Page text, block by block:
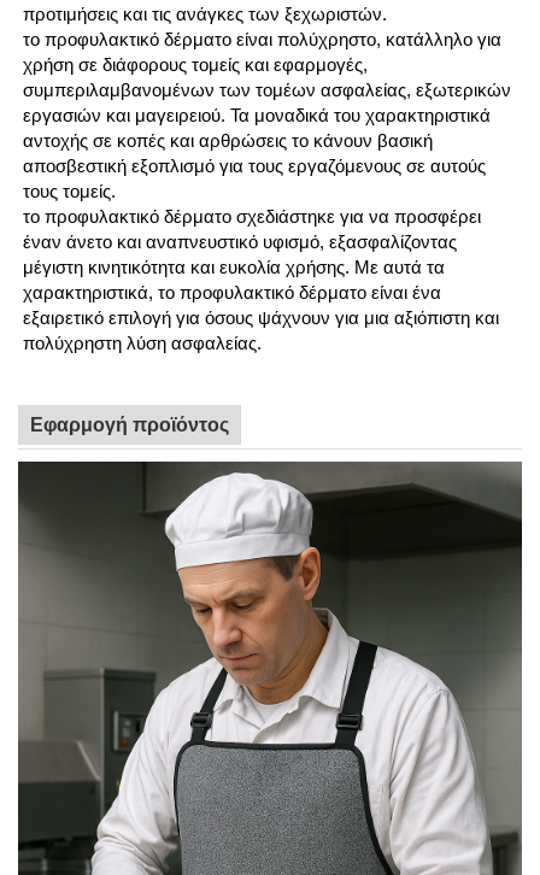
προτιμήσεις και τις ανάγκες των ξεχωριστών.
το προφυλακτικό δέρματο είναι πολύχρηστο, κατάλληλο για
χρήση σε διάφορους τομείς και εφαρμογές,
συμπεριλαμβανομένων των τομέων ασφαλείας, εξωτερικών
εργασιών και μαγειρειού. Τα μοναδικά του χαρακτηριστικά
αντοχής σε κοπές και αρθρώσεις το κάνουν βασική
αποσβεστική εξοπλισμό για τους εργαζόμενους σε αυτούς
τους τομείς.
το προφυλακτικό δέρματο σχεδιάστηκε για να προσφέρει
έναν άνετο και αναπνευστικό υφισμό, εξασφαλίζοντας
μέγιστη κινητικότητα και ευκολία χρήσης. Με αυτά τα
χαρακτηριστικά, το προφυλακτικό δέρματο είναι ένα
εξαιρετικό επιλογή για όσους ψάχνουν για μια αξιόπιστη και
πολύχρηστη λύση ασφαλείας.
Εφαρμογή προϊόντος